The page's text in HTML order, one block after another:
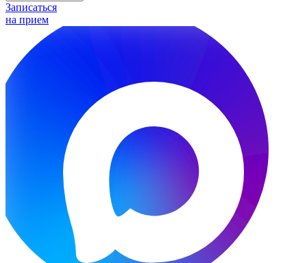
Записаться
на прием